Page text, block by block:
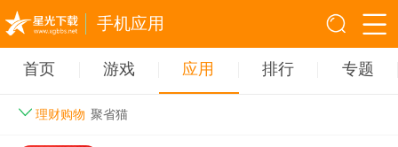
手机应用
首页 游戏 应用 排行 专题
理财购物 聚省猫